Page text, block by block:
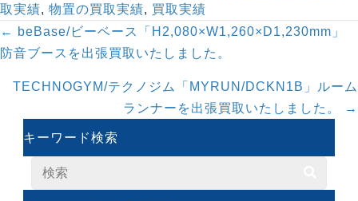
取実績, 物置の買取実績, 買取実績
Posts
navigation
← beBase/ビーベース「H2,080×W1,260×D1,230mm」
防音ブースを出張買取いたしました。
TECHNOGYM/テクノジム「MYRUN/DCKN1B」ルーム
ランナーを出張買取いたしました。 →
キーワード検索